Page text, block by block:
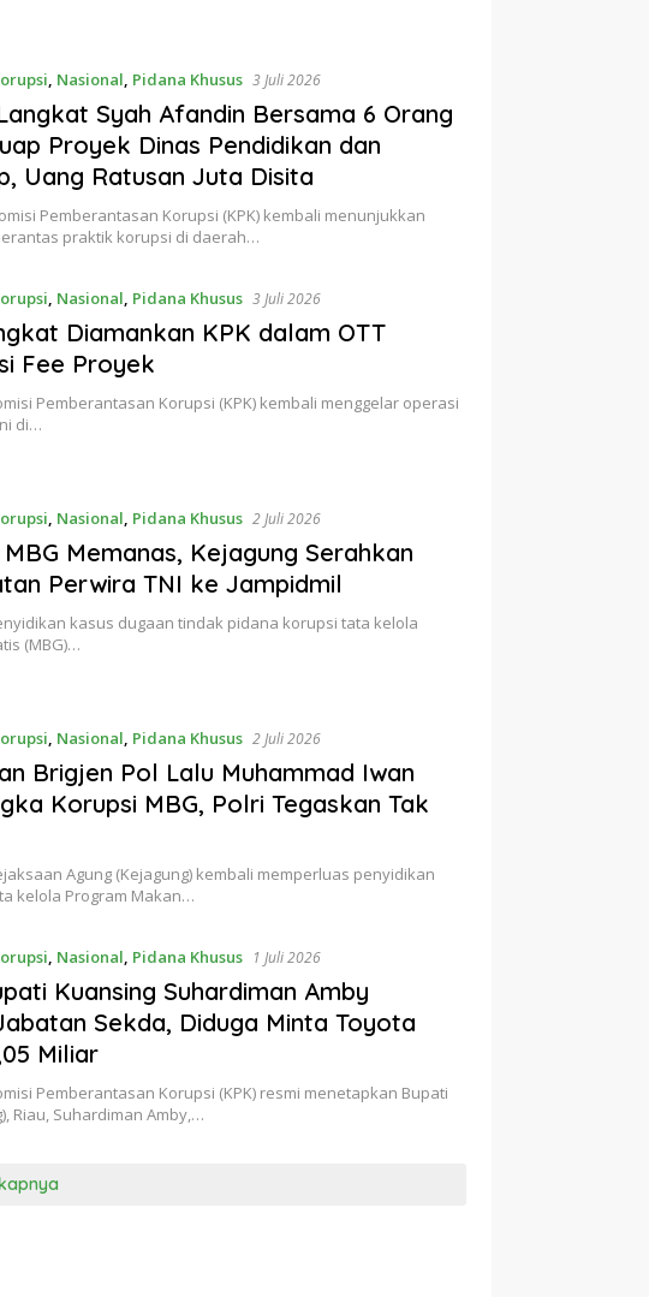
, Nasional, Pidana Khusus 3 Juli 2026
Syah Afandin Bersama 6 Orang
Proyek Dinas Pendidikan dan
Uang Ratusan Juta Disita
Pemberantasan Korupsi (KPK) kembali menunjukkan
praktik korupsi di daerah…
, Nasional, Pidana Khusus 3 Juli 2026
Diamankan KPK dalam OTT
Fee Proyek
Pemberantasan Korupsi (KPK) kembali menggelar operasi
di…
, Nasional, Pidana Khusus 2 Juli 2026
Memanas, Kejagung Serahkan
Perwira TNI ke Jampidmil
kasus dugaan tindak pidana korupsi tata kelola
(MBG)…
, Nasional, Pidana Khusus 2 Juli 2026
Brigjen Pol Lalu Muhammad Iwan
Korupsi MBG, Polri Tegaskan Tak
Agung (Kejagung) kembali memperluas penyidikan
kelola Program Makan…
, Nasional, Pidana Khusus 1 Juli 2026
Kuansing Suhardiman Amby
Sekda, Diduga Minta Toyota
Miliar
Pemberantasan Korupsi (KPK) resmi menetapkan Bupati
Riau, Suhardiman Amby,…